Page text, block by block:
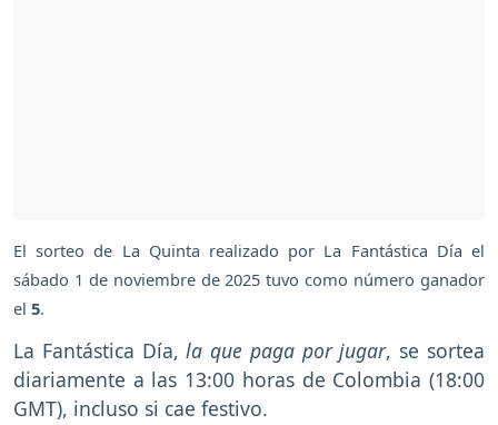
El sorteo de La Quinta realizado por La Fantástica Día el
sábado 1 de noviembre de 2025 tuvo como número ganador
el 5.
La Fantástica Día,la que paga por jugar, se sortea
diariamente a las 13:00 horas de Colombia (18:00
GMT), incluso si cae festivo.